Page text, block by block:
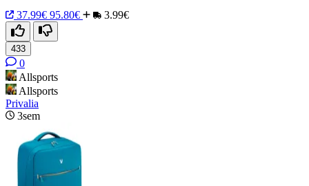
37.99€ 95.80€ 3.99€
433
0
Allsports
Allsports
Privalia
3sem